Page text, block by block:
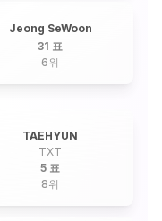
Jeong SeWoon
31 표
6위
TAEHYUN
TXT
5 표
8위